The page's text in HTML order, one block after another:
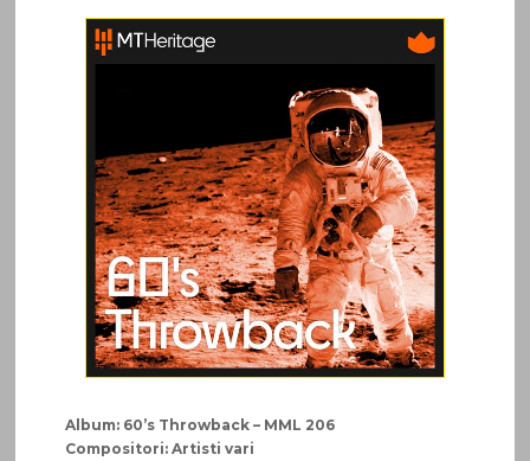
Album: 60’s Throwback – MML 206
Compositori: Artisti vari